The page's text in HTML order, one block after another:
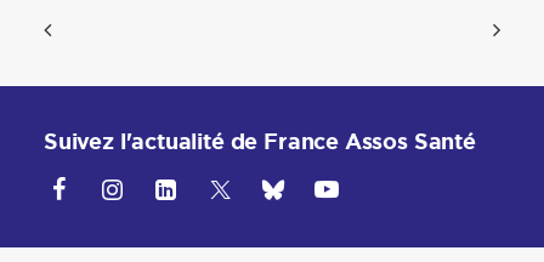
Suivez l'actualité de France Assos Santé